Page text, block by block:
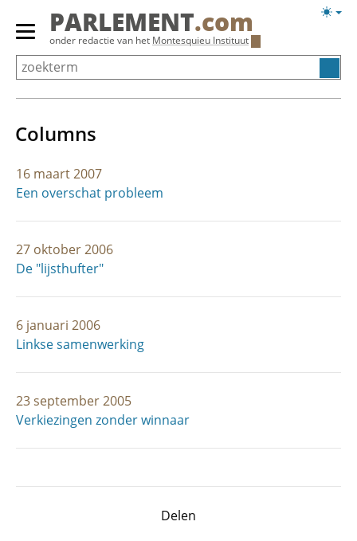
Overslaan
Primair
menu
tonen/verbergen
PARLEMENT.com
onder redactie van het Montesquieu Instituut
Columns
16 maart 2007
Een overschat probleem
27 oktober 2006
De "lijsthufter"
6 januari 2006
Linkse samenwerking
23 september 2005
Verkiezingen zonder winnaar
Delen